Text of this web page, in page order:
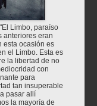
Limbo, paraíso
anteriores eran
esta ocasión es
el Limbo. Esta es
la libertad de no
con
para
tan insuperable
pasar allí
la mayoría de